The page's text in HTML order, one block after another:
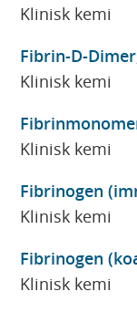
Klinisk kemi
Fibrin-D-
Klinisk kemi
Klinisk kemi
Fibrinogen
Klinisk kemi
Fibrinogen
Klinisk kemi